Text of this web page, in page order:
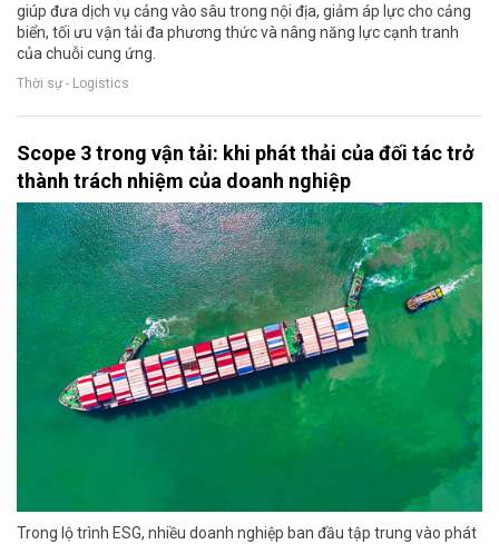
giúp đưa dịch vụ cảng vào sâu trong nội địa, giảm áp lực cho cảng
biển, tối ưu vận tải đa phương thức và nâng năng lực cạnh tranh
của chuỗi cung ứng.
Thời sự - Logistics
Scope 3 trong vận tải: khi phát thải của đối tác trở
thành trách nhiệm của doanh nghiệp
Trong lộ trình ESG, nhiều doanh nghiệp ban đầu tập trung vào phát